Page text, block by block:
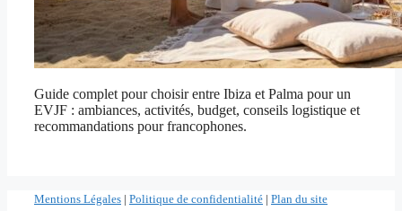
Guide complet pour choisir entre Ibiza et Palma pour un
EVJF : ambiances, activités, budget, conseils logistique et
recommandations pour francophones.
Mentions Légales | Politique de confidentialité | Plan du site